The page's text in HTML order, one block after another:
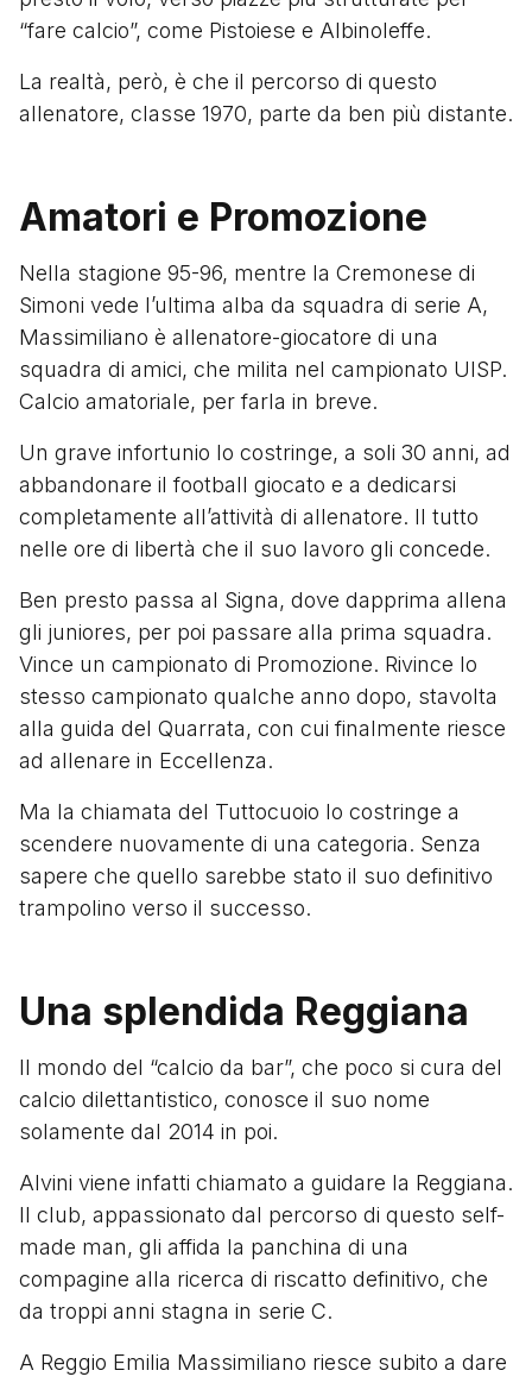
“fare calcio”, come Pistoiese e Albinoleffe.
La realtà, però, è che il percorso di questo
allenatore, classe 1970, parte da ben più distante.
Amatori e Promozione
Nella stagione 95-96, mentre la Cremonese di
Simoni vede l’ultima alba da squadra di serie A,
Massimiliano è allenatore-giocatore di una
squadra di amici, che milita nel campionato UISP.
Calcio amatoriale, per farla in breve.
Un grave infortunio lo costringe, a soli 30 anni, ad
abbandonare il football giocato e a dedicarsi
completamente all’attività di allenatore. Il tutto
nelle ore di libertà che il suo lavoro gli concede.
Ben presto passa al Signa, dove dapprima allena
gli juniores, per poi passare alla prima squadra.
Vince un campionato di Promozione. Rivince lo
stesso campionato qualche anno dopo, stavolta
alla guida del Quarrata, con cui finalmente riesce
ad allenare in Eccellenza.
Ma la chiamata del Tuttocuoio lo costringe a
scendere nuovamente di una categoria. Senza
sapere che quello sarebbe stato il suo definitivo
trampolino verso il successo.
Una splendida Reggiana
Il mondo del “calcio da bar”, che poco si cura del
calcio dilettantistico, conosce il suo nome
solamente dal 2014 in poi.
Alvini viene infatti chiamato a guidare la Reggiana.
Il club, appassionato dal percorso di questo self-
made man, gli affida la panchina di una
compagine alla ricerca di riscatto definitivo, che
da troppi anni stagna in serie C.
A Reggio Emilia Massimiliano riesce subito a dare